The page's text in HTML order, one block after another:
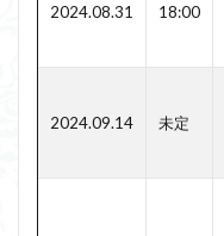
2024.08.31 18:00
2024.09.14 未定